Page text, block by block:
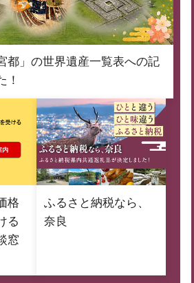
都」の世界遺産一覧表への記
！
格
る
窓
ふるさと納税なら、
奈良